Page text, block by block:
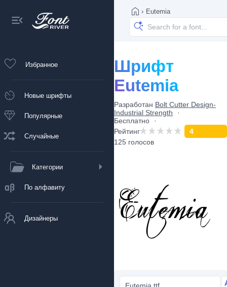
Избранное
Новые шрифты
Популярные
Случайные
Категории
По алфавиту
Дизайнеры
› Eutemia
Шрифт
Eutemia
Разработан Bolt Cutter Design-
Industrial Strength
Бесплатно
Рейтинг
4
125 голосов